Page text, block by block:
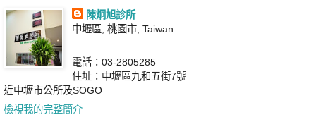
陳炯旭診所
中壢區, 桃園市, Taiwan
電話：03-2805285
住址：中壢區九和五街7號
近中壢市公所及SOGO
檢視我的完整簡介